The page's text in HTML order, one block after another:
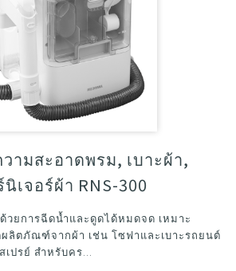
วามสะอาดพรม, เบาะผ้า,
นิเจอร์ผ้า RNS-300
วยการฉีดน้ำและดูดได้หมดจด เหมาะ
ลิตภัณฑ์จากผ้า เช่น โซฟาและเบาะรถยนต์
เปรย์ สำหรับคร...